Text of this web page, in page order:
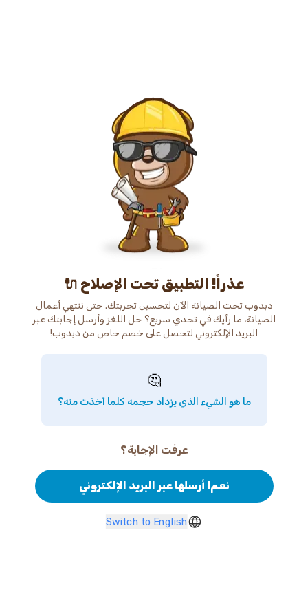
عذراً! التطبيق تحت الإصلاح 🔌
دبدوب تحت الصيانة الآن لتحسين تجربتك. حتى ننتهي أعمال
الصيانة، ما رأيك في تحدي سريع؟ حل اللغز وأرسل إجابتك عبر
البريد الإلكتروني لتحصل على خصم خاص من دبدوب!
🤔
ما هو الشيء الذي يزداد حجمه كلما أخذت منه؟
عرفت الإجابة؟
نعم! أرسلها عبر البريد الإلكتروني
Switch to English